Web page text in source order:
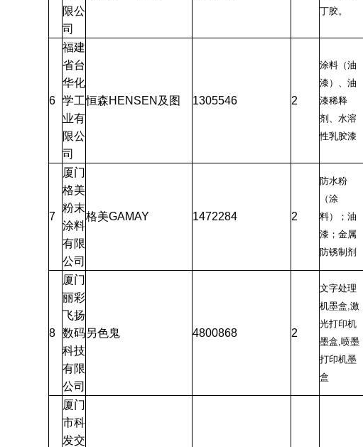
限公
司
丁胶。
6
福建
省台
华化
学工
业有
限公
司
恒森HENSEN及图 1305546 2
涂料（油
漆）、油
漆稀释
剂、水溶
性乳胶漆
7
厦门
格美
粉末
涂料
有限
公司
格美GAMAY 1472284 2
防水粉
（涂
料）；油
漆；金属
防锈制剂
8
厦门
丽彩
飞扬
数码
科技
有限
公司
另色鬼 4800868 2
文字处理
机墨盒,激
光打印机
墨盒,喷墨
打印机墨
盒
厦门
市科
发交